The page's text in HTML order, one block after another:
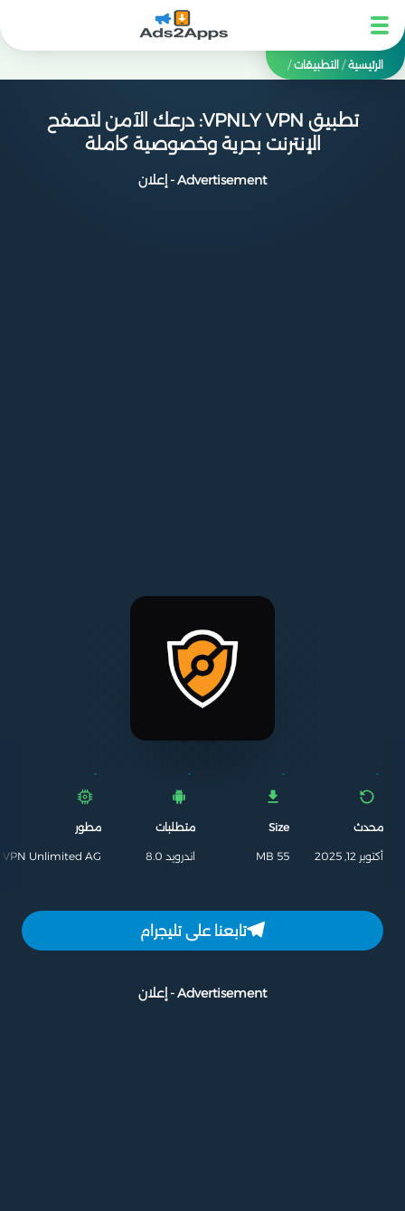
الرئيسية/ التطبيقات/
تطبيق VPNLY VPN: درعك الآمن لتصفح
الإنترنت بحرية وخصوصية كاملة
Advertisement - إعلان
محدث
أكتوبر 12, 2025
Size
55 MB
متطلبات
اندرويد 8.0
مطور
VPN Unlimited AG
تابعنا على تليجرام
Advertisement - إعلان